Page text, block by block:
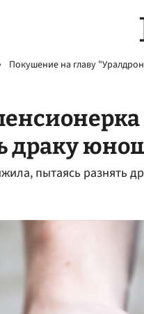
Покушение на главу
драку
пытаясь разнять